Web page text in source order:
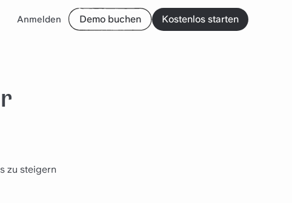
Anmelden Demo buchen Kostenlos starten
zu steigern